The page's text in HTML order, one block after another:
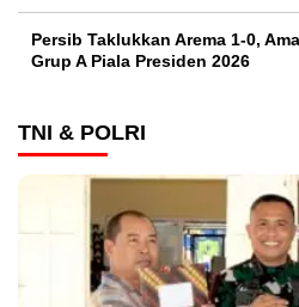
Persib Taklukkan Arema 1-0,
Grup A Piala Presiden 2026
TNI & POLRI